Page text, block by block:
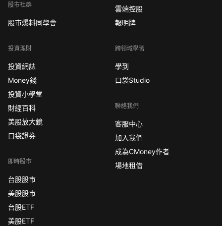
股市社群
股市爆料同學會
投資理財
投資網誌
Money錢
投資小學堂
財經百科
美股放大鏡
口袋證券
即時股市
台股股市
美股股市
台股ETF
美股ETF
雲端控股
報明牌
跨領域學習
學到
口袋Studio
聯絡我們
客服中心
加入我們
成為CMoney作者
場地租借